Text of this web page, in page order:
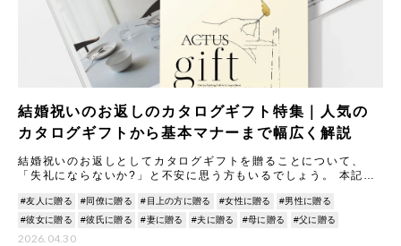
結婚祝いのお返しのカタログギフト特集｜人気の
カタログギフトから基本マナーまで幅広く解説
結婚祝いのお返しとしてカタログギフトを贈ることについて、
「失礼にならないか?」と不安に思う方もいるでしょう。 本記事
ます。
#友人に贈る #同僚に贈る #目上の方に贈る #女性に贈る
#男性に贈る
#彼女に贈る
#彼氏に贈る #妻に贈る #夫に贈る #母に贈る #父に贈る
2026.04.30